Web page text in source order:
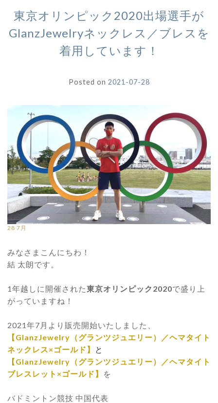
東京オリンピック2020出場選手が
GlanzJewelryネックレス／ブレスを
着用しています！
Posted on 2021-07-28
28 7月
みなさまこんにちわ！
結 太朗です。
1年越しに開催された東京オリンピック2020で盛り上
がっていますね！
2021年7月より販売開始いたしました、
【GlanzJewelry（グランツジュエリー）／ヘマタイト
ネックレス×ゴールド】
と
【GlanzJewelry（グランツジュエリー）／ヘマタイト
ブレスレット×ゴールド】
を
バドミントン競技 中国代表